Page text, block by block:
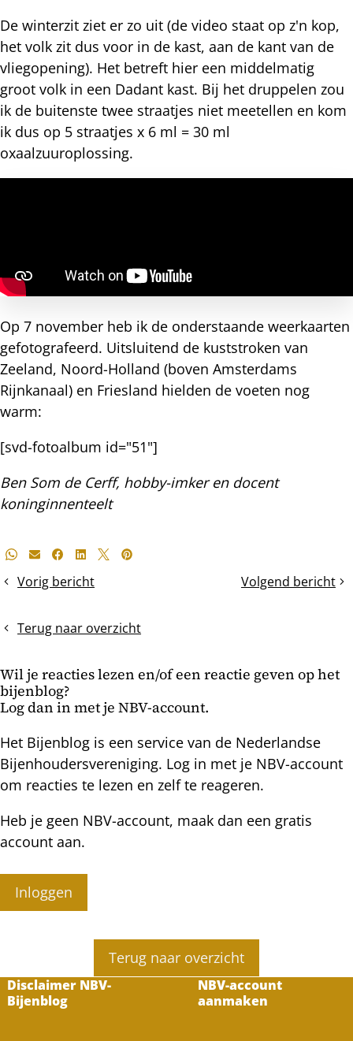
De winterzit ziet er zo uit (de video staat op z'n kop,
het volk zit dus voor in de kast, aan de kant van de
vliegopening). Het betreft hier een middelmatig
groot volk in een Dadant kast. Bij het druppelen zou
ik de buitenste twee straatjes niet meetellen en kom
ik dus op 5 straatjes x 6 ml = 30 ml
oxaalzuuroplossing.
Op 7 november heb ik de onderstaande weerkaarten
gefotografeerd. Uitsluitend de kuststroken van
Zeeland, Noord-Holland (boven Amsterdams
Rijnkanaal) en Friesland hielden de voeten nog
warm:
[svd-fotoalbum id="51"]
Ben Som de Cerff, hobby-imker en docent
koninginnenteelt
Deel
bericht
Whatsapp
E-mailFacebook
LinkedIn
X Pinterest
Vorig bericht
De
wintertros
Volgend bericht
brandstofkosten
Terug naar overzicht
Wil je reacties lezen en/of een reactie geven op het
bijenblog?
Log dan in met je NBV-account.
Het Bijenblog is een service van de Nederlandse
Bijenhoudersvereniging. Log in met je NBV-account
om reacties te lezen en zelf te reageren.
Heb je geen NBV-account, maak dan een gratis
account aan.
Inloggen
Terug naar overzicht
Disclaimer NBV-
Bijenblog
NBV-account
aanmaken